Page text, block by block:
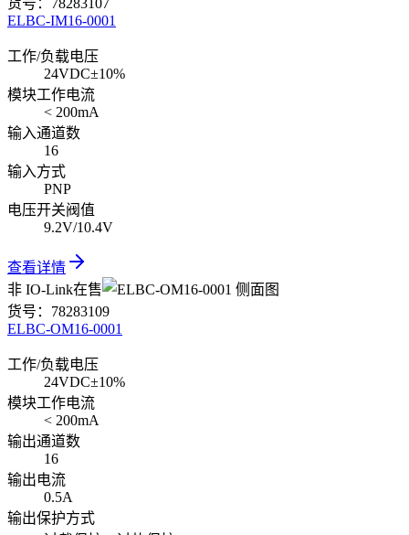
货号： 78283107
ELBC-IM16-0001
工作/负载电压
24VDC±10%
模块工作电流
< 200mA
输入通道数
16
输入方式
PNP
电压开关阀值
9.2V/10.4V
查看详情
非 IO-Link在售
货号： 78283109
ELBC-OM16-0001
工作/负载电压
24VDC±10%
模块工作电流
< 200mA
输出通道数
16
输出电流
0.5A
输出保护方式